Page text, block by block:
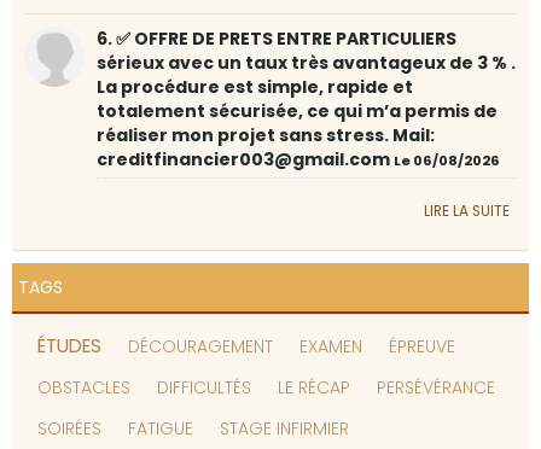
6. ✅ OFFRE DE PRETS ENTRE PARTICULIERS
sérieux avec un taux très avantageux de 3 % .
La procédure est simple, rapide et
totalement sécurisée, ce qui m’a permis de
réaliser mon projet sans stress. Mail:
creditfinancier003@gmail.com Le 06/08/2026
LIRE LA SUITE
TAGS
ÉTUDES DÉCOURAGEMENT EXAMEN
ÉPREUVE
OBSTACLES
DIFFICULTÉS LE RÉCAP
PERSÉVÉRANCE
SOIRÉES
FATIGUE
STAGE INFIRMIER